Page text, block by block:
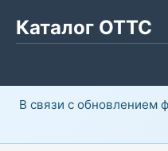
Каталог ОТТС
В связи с обновлением